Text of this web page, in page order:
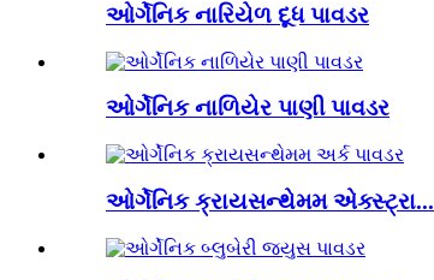
ઓર્ગેનિક નારિયેળ દૂધ પાવડર
ઓર્ગેનિક નાળિયેર પાણી પાવડર
ઓર્ગેનિક ક્રાયસન્થેમમ એક્સ્ટ્રા...